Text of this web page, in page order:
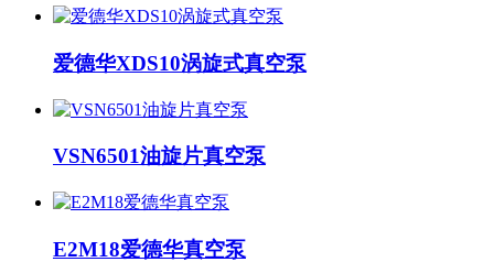
爱德华XDS10涡旋式真空泵
VSN6501油旋片真空泵
E2M18爱德华真空泵